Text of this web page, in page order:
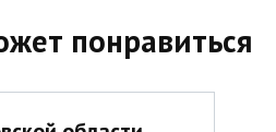
понравиться